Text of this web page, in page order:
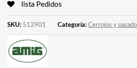
lista Pedidos
SKU: 512901 Categoría: Cerrojos y